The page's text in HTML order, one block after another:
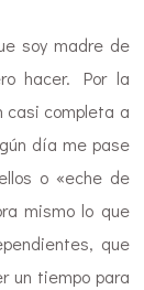
soy madre de
hacer. Por la
casi completa a
día me pase
o «eche de
mismo lo que
que
un tiempo para